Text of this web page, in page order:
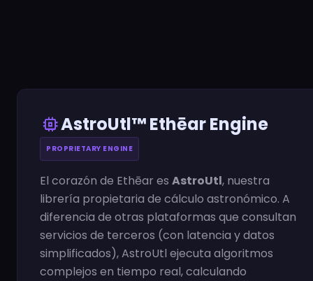
memoryAstroUtl™ Ethēar Engine
PROPRIETARY ENGINE
El corazón de Ethēar es AstroUtl, nuestra
librería propietaria de cálculo astronómico. A
diferencia de otras plataformas que consultan
servicios de terceros (con latencia y datos
simplificados), AstroUtl ejecuta algoritmos
complejos en tiempo real, calculando